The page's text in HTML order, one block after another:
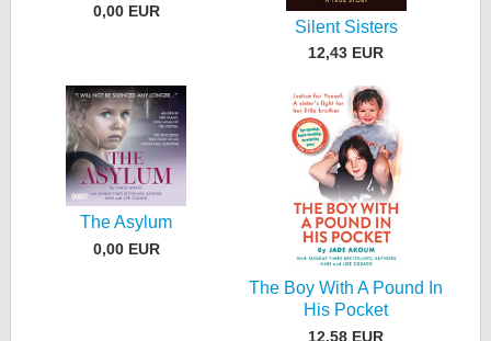
0,00 EUR
Silent Sisters
12,43 EUR
The Asylum
0,00 EUR
The Boy With A Pound In
His Pocket
12,58 EUR